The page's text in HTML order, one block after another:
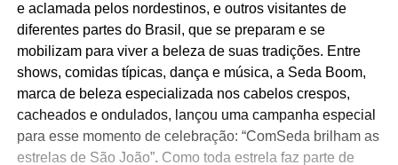
e aclamada pelos nordestinos, e outros visitantes de
diferentes partes do Brasil, que se preparam e se
mobilizam para viver a beleza de suas tradições. Entre
shows, comidas típicas, dança e música, a Seda Boom,
marca de beleza especializada nos cabelos crespos,
cacheados e ondulados, lançou uma campanha especial
para esse momento de celebração: “ComSeda brilham as
estrelas de São João”.Como toda estrela faz parte de